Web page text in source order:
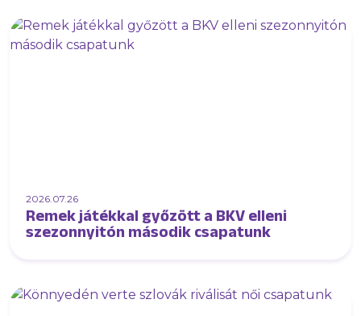
2026.07.26
Remek játékkal győzött a BKV elleni
szezonnyitón második csapatunk